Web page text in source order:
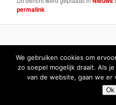
permalink .
We gebruiken cookies om
zo soepel mogelijk draait. Als
van de website, gaan we er
Ok